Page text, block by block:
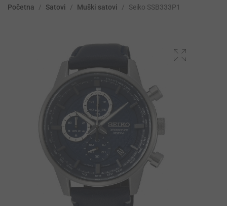
Početna / Satovi / Muški satovi / Seiko SSB333P1